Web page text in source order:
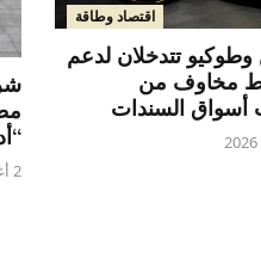
اقتصاد وطاقة
تتدخلان لدعم
مخاوف من
السندات
2 أغسطس 2026